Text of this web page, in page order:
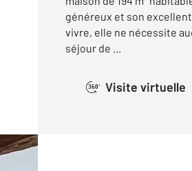
généreux et son
vivre, elle ne nécessite
séjour de ...
360° Visite virtuelle